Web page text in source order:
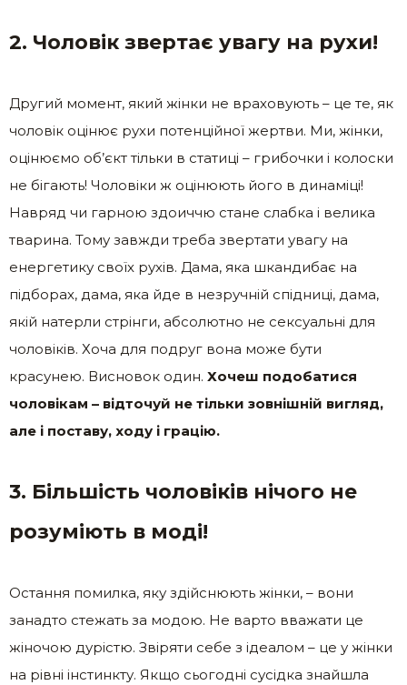
2. Чоловік звертає увагу на рухи!
Другий момент, який жінки не враховують – це те, як
чоловік оцінює рухи потенційної жертви. Ми, жінки,
оцінюємо об’єкт тільки в статиці – грибочки і колоски
не бігають! Чоловіки ж оцінюють його в динаміці!
Навряд чи гарною здоиччю стане слабка і велика
тварина. Тому завжди треба звертати увагу на
енергетику своїх рухів. Дама, яка шкандибає на
підборах, дама, яка йде в незручній спідниці, дама,
якій натерли стрінги, абсолютно не сексуальні для
чоловіків. Хоча для подруг вона може бути
красунею. Висновок один. Хочеш подобатися
чоловікам – відточуй не тільки зовнішній вигляд,
але і поставу, ходу і грацію.
3. Більшість чоловіків нічого не
розуміють в моді!
Остання помилка, яку здійснюють жінки, – вони
занадто стежать за модою. Не варто вважати це
жіночою дурістю. Звіряти себе з ідеалом – це у жінки
на рівні інстинкту. Якщо сьогодні сусідка знайшла